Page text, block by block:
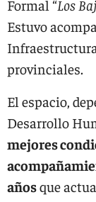
Formal “Los
Estuvo
provinciales.
El espacio,
Desarrollo
mejores
añosque